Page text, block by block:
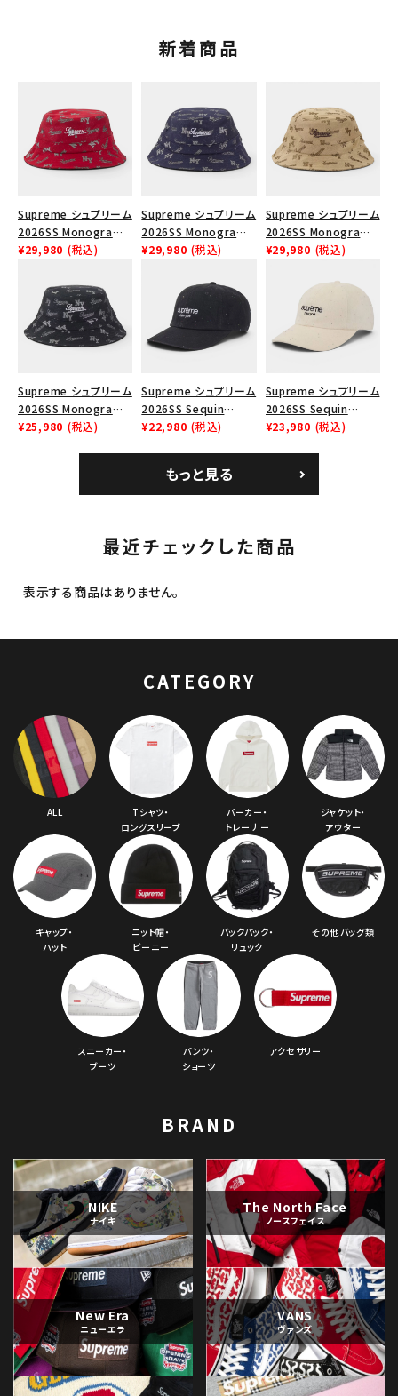
新着商品
Supreme シュプリーム
2026SS Monogram
Crusher Hat モノグラ
レッド
¥29,980 (税込)
Supreme シュプリーム
2026SS Monogram
Crusher Hat モノグラ
ネイビー
¥29,980 (税込)
Supreme シュプリーム
2026SS Monogram
Crusher Hat モノグラ
¥29,980 (税込)
Supreme シュプリーム
2026SS Monogram
Crusher Hat モノグラ
¥25,980 (税込)
Supreme シュプリーム
2026SS Sequin
Denim Classic Logo
6パネルキャップ インデ
ィゴ
¥22,980 (税込)
Supreme シュプリーム
2026SS Sequin
Denim Classic Logo
6パネルキャップ ナチュ
ラル
¥23,980 (税込)
もっと見る
最近チェックした商品
表示する商品はありません。
CATEGORY
ALL
Tシャツ・
ロングスリーブ
パーカー・
トレーナー
ジャケット・
アウター
キャップ・
ハット
ニット帽・
ビーニー
バックパック・
リュック
その他バッグ類
スニーカー・
ブーツ
パンツ・
ショーツ
アクセサリー
BRAND
NIKE
ナイキ
The North Face
ノースフェイス
New Era
ニューエラ
VANS
ヴァンズ